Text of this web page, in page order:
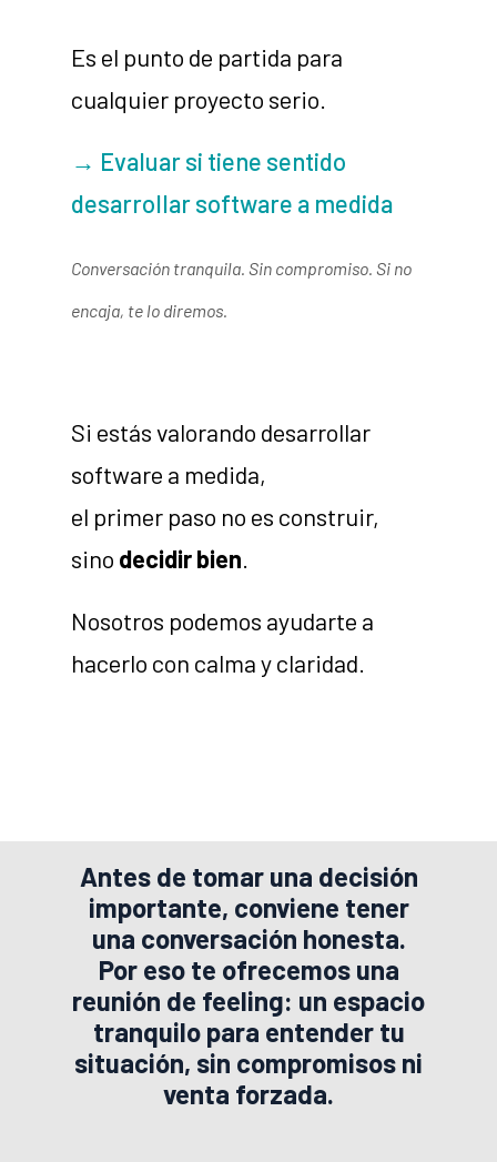
Es el punto de partida para
cualquier proyecto serio.
→ Evaluar si tiene sentido
desarrollar software a medida
Conversación tranquila. Sin compromiso. Si no
encaja, te lo diremos.
Si estás valorando desarrollar
software a medida,
el primer paso no es construir,
sino decidir bien.
Nosotros podemos ayudarte a
hacerlo con calma y claridad.
Antes de tomar una decisión
importante, conviene tener
una conversación honesta.
Por eso te ofrecemos una
reunión de feeling: un espacio
tranquilo para entender tu
situación, sin compromisos ni
venta forzada.